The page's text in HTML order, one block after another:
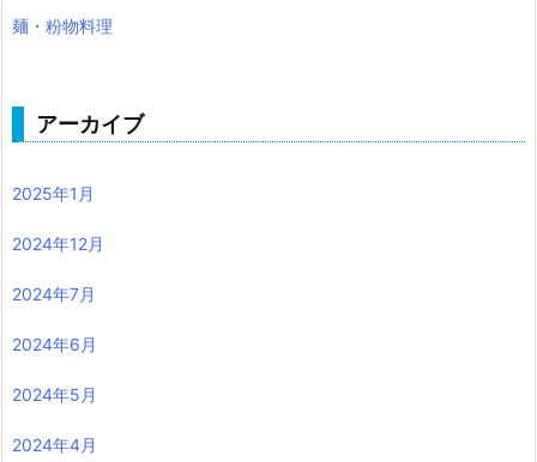
麺・粉物料理
アーカイブ
2025年1月
2024年12月
2024年7月
2024年6月
2024年5月
2024年4月